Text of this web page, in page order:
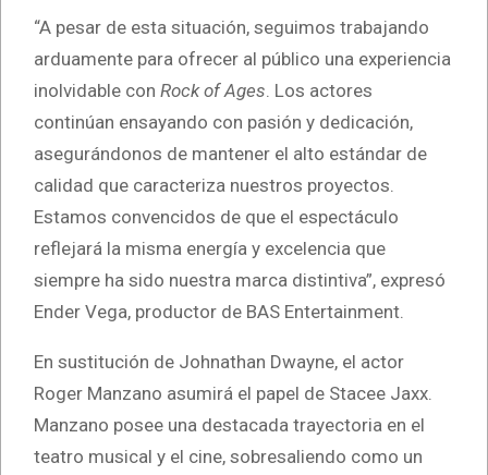
“A pesar de esta situación, seguimos trabajando
arduamente para ofrecer al público una experiencia
inolvidable con Rock of Ages . Los actores
continúan ensayando con pasión y dedicación,
asegurándonos de mantener el alto estándar de
calidad que caracteriza nuestros proyectos.
Estamos convencidos de que el espectáculo
reflejará la misma energía y excelencia que
siempre ha sido nuestra marca distintiva”, expresó
Ender Vega, productor de BAS Entertainment.
En sustitución de Johnathan Dwayne, el actor
Roger Manzano asumirá el papel de Stacee Jaxx.
Manzano posee una destacada trayectoria en el
teatro musical y el cine, sobresaliendo como un